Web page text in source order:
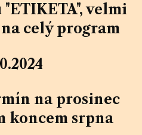
velmi
celý program
na prosinec
koncem srpna